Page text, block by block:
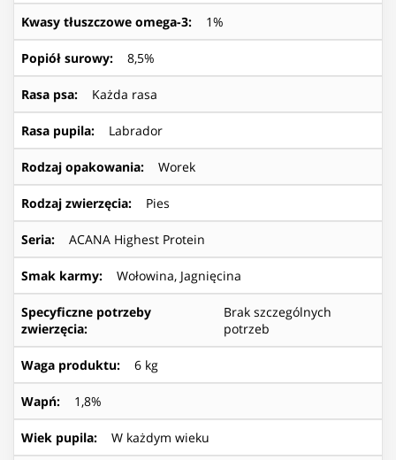
Kwasy tłuszczowe omega-3: 1%
Popiół surowy: 8,5%
Rasa psa: Każda rasa
Rasa pupila: Labrador
Rodzaj opakowania: Worek
Rodzaj zwierzęcia: Pies
Seria: ACANA Highest Protein
Smak karmy: Wołowina, Jagnięcina
Specyficzne potrzeby
zwierzęcia:
Brak szczególnych
potrzeb
Waga produktu: 6 kg
Wapń: 1,8%
Wiek pupila: W każdym wieku